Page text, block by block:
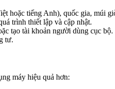
hoặc tiếng Anh), quốc gia, múi
trình thiết lập và cập nhật.
tạo tài khoản người dùng cục bộ.
tư.
máy hiệu quả hơn: